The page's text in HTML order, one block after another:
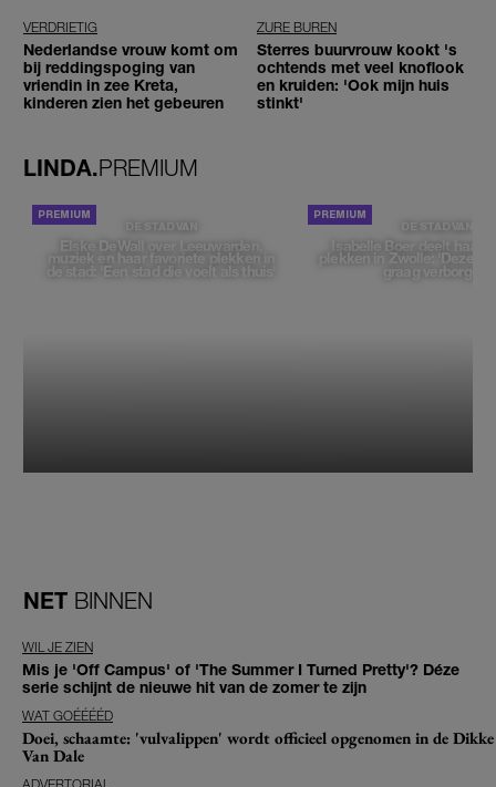
VERDRIETIG
Nederlandse vrouw komt om
bij reddingspoging van
vriendin in zee Kreta,
kinderen zien het gebeuren
ZURE BUREN
Sterres buurvrouw kookt 's
ochtends met veel knoflook
en kruiden: 'Ook mijn huis
stinkt'
LINDA.PREMIUM
DE STAD VAN
Elske DeWall over Leeuwarden,
muziek en haar favoriete plekken in
de stad: 'Een stad die voelt als thuis'
DE STAD VAN
Isabelle Boer deelt haar
plekken in Zwolle: 'Deze
graag verborgen'
NET BINNEN
WIL JE ZIEN
Mis je 'Off Campus' of 'The Summer I Turned Pretty'? Déze
serie schijnt de nieuwe hit van de zomer te zijn
WAT GOÉÉÉÉD
Doei, schaamte: 'vulvalippen' wordt officieel opgenomen in de Dikke
Van Dale